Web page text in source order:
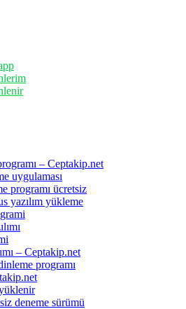
– Ceptakip.net
uygulaması
programı ücretsiz
yazılım yükleme
– Ceptakip.net
programı
deneme sürümü